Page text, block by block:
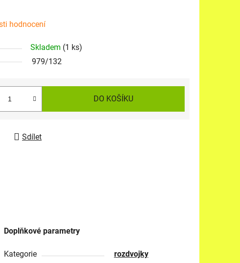
hodnocení
Skladem (1 ks)
979/132
DO KOŠÍKU
Sdílet
Doplňkové parametry
Kategorie
rozdvojky